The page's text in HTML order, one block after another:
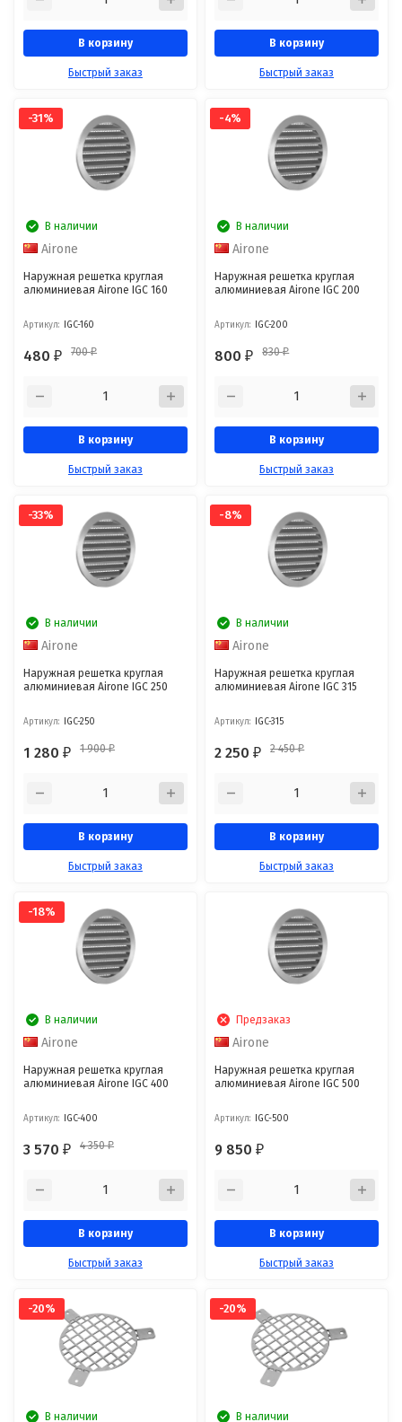
В корзину
Быстрый заказ
В корзину
Быстрый заказ
-31%
В наличии
Airone
Наружная решетка круглая
алюминиевая Airone IGC 160
Артикул: IGC-160
480₽ 700₽
В корзину
Быстрый заказ
-4%
В наличии
Airone
Наружная решетка круглая
алюминиевая Airone IGC 200
Артикул: IGC-200
800₽ 830₽
В корзину
Быстрый заказ
-33%
В наличии
Airone
Наружная решетка круглая
алюминиевая Airone IGC 250
Артикул: IGC-250
1 280₽ 1 900₽
В корзину
Быстрый заказ
-8%
В наличии
Airone
Наружная решетка круглая
алюминиевая Airone IGC 315
Артикул: IGC-315
2 250₽ 2 450₽
В корзину
Быстрый заказ
-18%
В наличии
Airone
Наружная решетка круглая
алюминиевая Airone IGC 400
Артикул: IGC-400
3 570₽ 4 350₽
В корзину
Быстрый заказ
Предзаказ
Airone
Наружная решетка круглая
алюминиевая Airone IGC 500
Артикул: IGC-500
9 850₽
В корзину
Быстрый заказ
-20%
В наличии
-20%
В наличии